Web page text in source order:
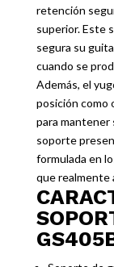
retención
superior. Este
segura su
cuando se
Además, el
posición como
para mantener
soporte
formulada en
que realmente